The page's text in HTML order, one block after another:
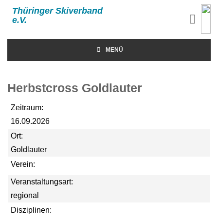
Thüringer Skiverband
e.V.
MENÜ
Herbstcross Goldlauter
Zeitraum:
16.09.2026
Ort:
Goldlauter
Verein:
Veranstaltungsart:
regional
Disziplinen: